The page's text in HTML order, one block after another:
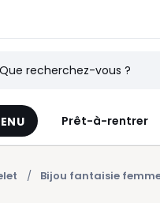
Prêt-à-rentrer
Bijou fantaisie